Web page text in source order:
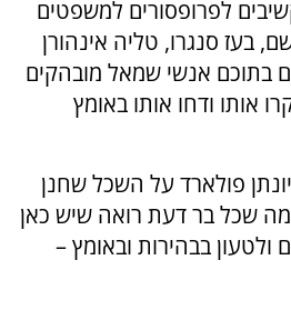
לפרופסורים למשפטים
שם, בעז סנגרו, טליה אינהורן
בתוכם אנשי שמאל מובהקים
אותו ודחו אותו באומץ
פולארד על השכל שחנן
שכל בר דעת רואה שיש כאן
ולטעון בבהירות ובאומץ –